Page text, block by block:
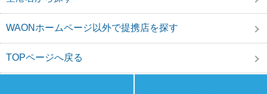
WAONホームページ以外で提携店を探す
TOPページへ戻る